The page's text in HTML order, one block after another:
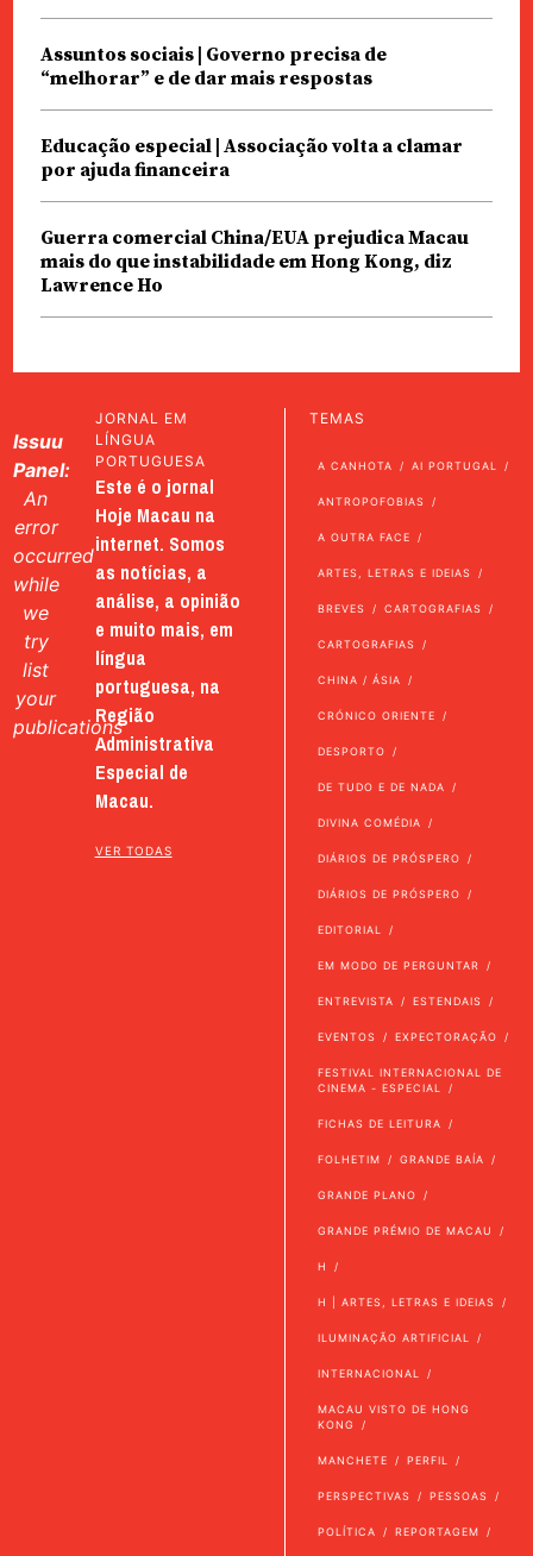
Assuntos sociais | Governo precisa de
“melhorar” e de dar mais respostas
Educação especial | Associação volta a clamar
por ajuda financeira
Guerra comercial China/EUA prejudica Macau
mais do que instabilidade em Hong Kong, diz
Lawrence Ho
Issuu
Panel:
An
error
occurred
while
we
try
list
your
publications
JORNAL EM
LÍNGUA
PORTUGUESA
Este é o jornal
Hoje Macau na
internet. Somos
as notícias, a
análise, a opinião
e muito mais, em
língua
portuguesa, na
Região
Administrativa
Especial de
Macau.
VER TODAS
TEMAS
A CANHOTA AI PORTUGAL
ANTROPOFOBIAS
A OUTRA FACE
ARTES, LETRAS E IDEIAS
BREVES CARTOGRAFIAS
CARTOGRAFIAS
CHINA / ÁSIA
CRÓNICO ORIENTE
DESPORTO
DE TUDO E DE NADA
DIVINA COMÉDIA
DIÁRIOS DE PRÓSPERO
DIÁRIOS DE PRÓSPERO
EDITORIAL
EM MODO DE PERGUNTAR
ENTREVISTA ESTENDAIS
EVENTOS EXPECTORAÇÃO
FESTIVAL INTERNACIONAL DE
CINEMA - ESPECIAL
FICHAS DE LEITURA
FOLHETIM GRANDE BAÍA
GRANDE PLANO
GRANDE PRÉMIO DE MACAU
H
H | ARTES, LETRAS E IDEIAS
ILUMINAÇÃO ARTIFICIAL
INTERNACIONAL
MACAU VISTO DE HONG
KONG
MANCHETE PERFIL
PERSPECTIVAS PESSOAS
POLÍTICA REPORTAGEM